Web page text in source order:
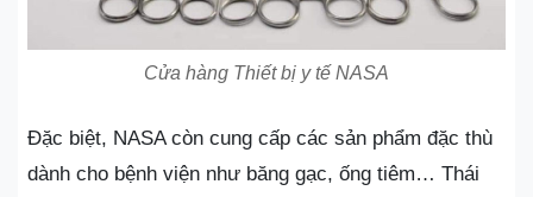
Cửa hàng Thiết bị y tế NASA
Đặc biệt, NASA còn cung cấp các sản phẩm đặc thù
dành cho bệnh viện như băng gạc, ống tiêm… Thái